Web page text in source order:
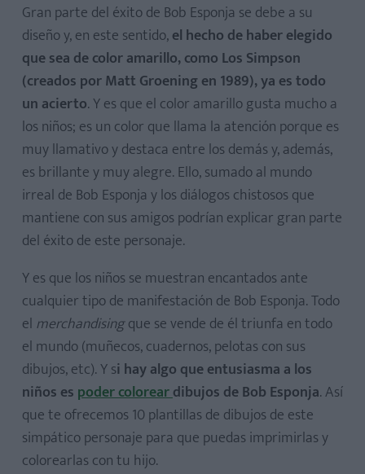
Gran parte del éxito de Bob Esponja se debe a su
diseño y, en este sentido,el hecho de haber elegido
que sea de color amarillo, como Los Simpson
(creados por Matt Groening en 1989), ya es todo
un acierto. Y es que el color amarillo gusta mucho a
los niños; es un color que llama la atención porque es
muy llamativo y destaca entre los demás y, además,
es brillante y muy alegre. Ello, sumado al mundo
irreal de Bob Esponja y los diálogos chistosos que
mantiene con sus amigos podrían explicar gran parte
del éxito de este personaje.
Y es que los niños se muestran encantados ante
cualquier tipo de manifestación de Bob Esponja. Todo
el merchandising que se vende de él triunfa en todo
el mundo (muñecos, cuadernos, pelotas con sus
dibujos, etc). Y si hay algo que entusiasma a los
niños es poder coloreardibujos de Bob Esponja. Así
que te ofrecemos 10 plantillas de dibujos de este
simpático personaje para que puedas imprimirlas y
colorearlas con tu hijo.